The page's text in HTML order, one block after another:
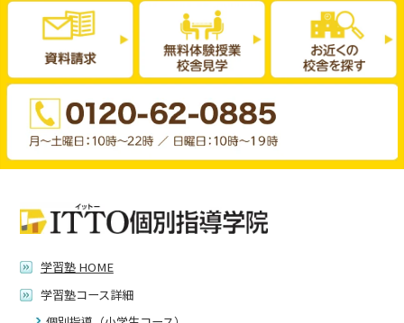
学習塾 HOME
学習塾コース詳細